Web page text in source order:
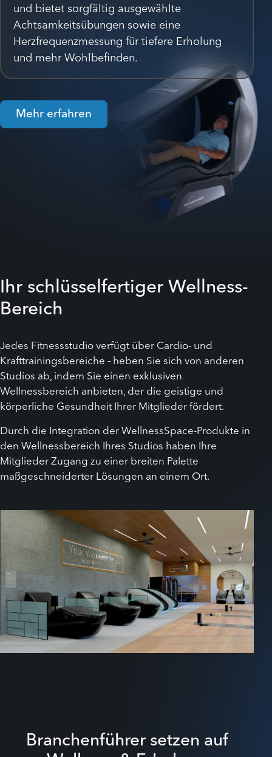
und bietet sorgfältig ausgewählte
Achtsamkeitsübungen sowie eine
Herzfrequenzmessung für tiefere Erholung
und mehr Wohlbefinden.
Mehr erfahren
Ihr schlüsselfertiger Wellness-
Bereich
Jedes Fitnessstudio verfügt über Cardio- und
Krafttrainingsbereiche - heben Sie sich von anderen
Studios ab, indem Sie einen exklusiven
Wellnessbereich anbieten, der die geistige und
körperliche Gesundheit Ihrer Mitglieder fördert.
Durch die Integration der WellnessSpace-Produkte in
den Wellnessbereich Ihres Studios haben Ihre
Mitglieder Zugang zu einer breiten Palette
maßgeschneiderter Lösungen an einem Ort.
Branchenführer setzen auf